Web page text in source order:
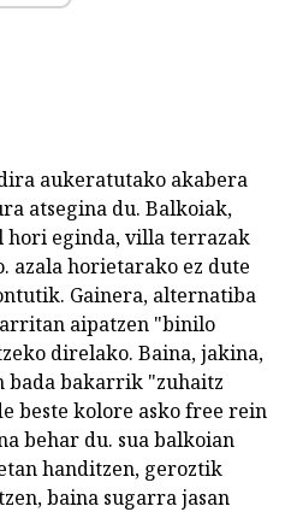
aukeratutako akabera
atsegina du. Balkoiak,
hori eginda, villa terrazak
azala horietarako ez dute
Gainera, alternatiba
aipatzen "binilo
direlako. Baina, jakina,
bada bakarrik "zuhaitz
beste kolore asko free rein
behar du. sua balkoian
handitzen, geroztik
baina sugarra jasan